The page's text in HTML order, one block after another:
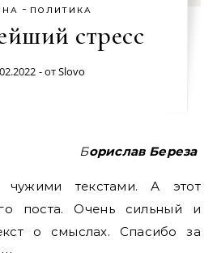
- ПОЛИТИКА
стресс
- отSlovo
Борислав Береза
текстами. А этот
поста. Очень сильный и
о смыслах. Спасибо за